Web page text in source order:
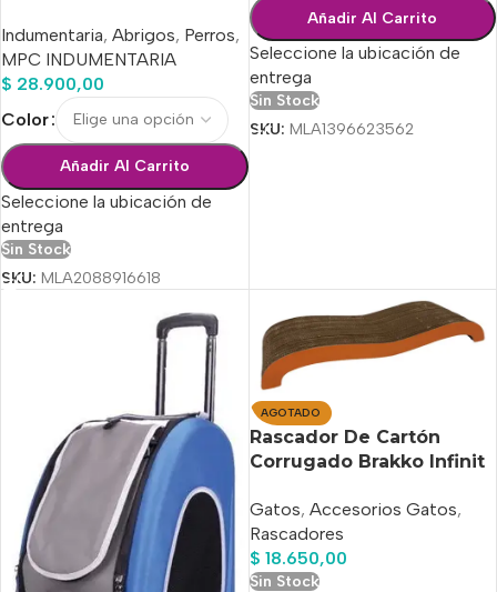
Indumentaria, Abrigos, Perros,
MPC INDUMENTARIA
$ 28.900,00
Color
Añadir Al Carrito
Seleccione la ubicación de
entrega
Sin Stock
SKU: MLA2088916618
Añadir Al Carrito
Seleccione la ubicación de
entrega
Sin Stock
SKU: MLA1396623562
AGOTADO
Rascador De Cartón
Corrugado Brakko Infinit
Gatos, Accesorios Gatos,
Rascadores
$ 18.650,00
Sin Stock